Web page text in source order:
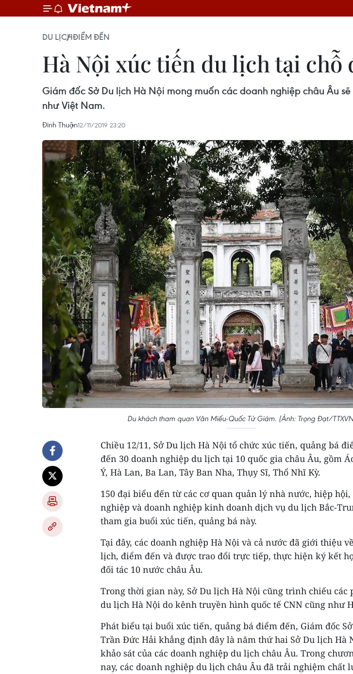
DU LỊCHĐIỂM ĐẾN
Hà Nội xúc tiến du lịch tại chỗ
Giám đốc Sở Du lịch Hà Nội mong muốn các doanh nghiệp châu Âu
như Việt Nam.
Đinh Thuận12/11/2019 23:20
Du khách tham quan Văn Miếu-Quốc Tử Giám. (Ảnh: Trọng Đạt/
Chiều 12/11, Sở Du lịch Hà Nội tổ chức xúc tiến, quảng bá
đến 30 doanh nghiệp du lịch tại 10 quốc gia châu Âu, gồm
Ý, Hà Lan, Ba Lan, Tây Ban Nha, Thụy Sĩ, Thổ Nhĩ Kỳ.
150 đại biểu đến từ các cơ quan quản lý nhà nước, hiệp hội,
nghiệp và doanh nghiệp kinh doanh dịch vụ du lịch Bắc-
tham gia buổi xúc tiến, quảng bá này.
Tại đây, các doanh nghiệp Hà Nội và cả nước đã giới thiệu
lịch, điểm đến và được trao đổi trực tiếp, thực hiện ký kết
đối tác 10 nước châu Âu.
Trong thời gian này, Sở Du lịch Hà Nội cũng trình chiếu
du lịch Hà Nội do kênh truyền hình quốc tế CNN cũng như
Phát biểu tại buổi xúc tiến, quảng bá điểm đến, Giám đốc
Trần Đức Hải khẳng định đây là năm thứ hai Sở Du lịch Hà
khảo sát của các doanh nghiệp du lịch châu Âu. Trong
nay, các doanh nghiệp du lịch châu Âu đã trải nghiệm chất